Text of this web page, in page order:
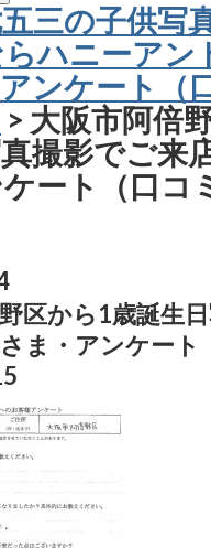
三の子供写
ハニーアン
アンケート（
> 大阪市阿倍
撮影でご来
ート（口コ
区から1歳誕生
ま・アンケート